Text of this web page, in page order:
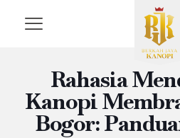
Rahasia
Kanopi
Bogor: